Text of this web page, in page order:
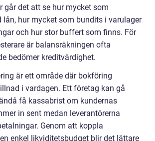
går det att se hur mycket som
lån, hur mycket som bundits i varulager
och hur stor buffert som finns. För
är balansräkningen ofta
bedömer kreditvärdighet.
är ett område där bokföring
i vardagen. Ett företag kan gå
få kassabrist om kundernas
in sent medan leverantörerna
Genom att koppla
enkel likviditetsbudget blir det lättare